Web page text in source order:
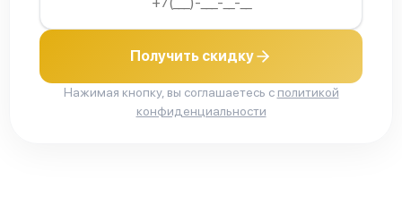
Получить скидку
Нажимая кнопку, вы соглашаетесь с политикой
конфиденциальности